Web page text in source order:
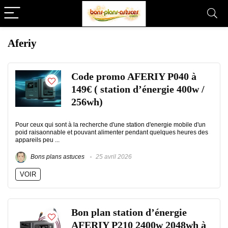
Aferiy
Code promo AFERIY P040 à
149€ ( station d’énergie 400w /
256wh)
Pour ceux qui sont à la recherche d'une station d'energie mobile d'un
poid raisaonnable et pouvant alimenter pendant quelques heures des
appareils peu ...
Bons plans astuces 25 avril 2026
VOIR
Bon plan station d’énergie
AFERIY P210 2400w 2048wh à